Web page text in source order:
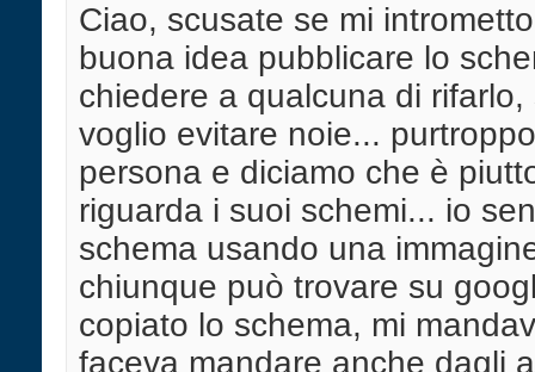
Ciao, scusate se mi
buona idea pubblicare lo
chiedere a qualcuna di
voglio evitare noie...
persona e diciamo che è
riguarda i suoi schemi... io
schema usando una
chiunque può trovare su
copiato lo schema, mi
faceva mandare anche dagli